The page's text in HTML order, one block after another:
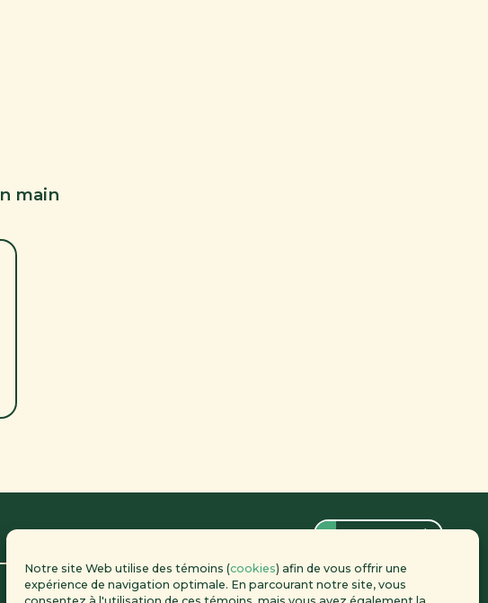
Notre site Web utilise des témoins (cookies) afin de vous offrir une
expérience de navigation optimale. En parcourant notre site, vous
main
Contact